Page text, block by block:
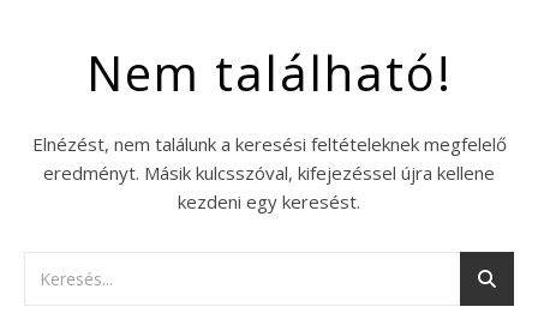
Nem található!
Elnézést, nem találunk a keresési feltételeknek megfelelő
eredményt. Másik kulcsszóval, kifejezéssel újra kellene
kezdeni egy keresést.